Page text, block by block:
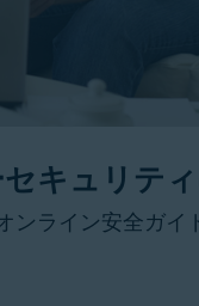
キュリティ
ライン安全ガイ